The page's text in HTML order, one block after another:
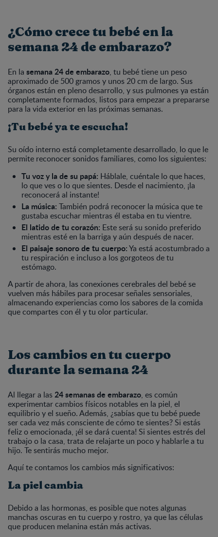
¿Cómo crece tu bebé en la
semana 24 de embarazo?
En la semana 24 de embarazo, tu bebé tiene un peso
aproximado de 500 gramos y unos 20 cm de largo. Sus
órganos están en pleno desarrollo, y sus pulmones ya están
completamente formados, listos para empezar a prepararse
para la vida exterior en las próximas semanas.
¡Tu bebé ya te escucha!
Su oído interno está completamente desarrollado, lo que le
permite reconocer sonidos familiares, como los siguientes:
Tu voz y la de su papá: Háblale, cuéntale lo que haces,
lo que ves o lo que sientes. Desde el nacimiento, ¡la
reconocerá al instante!
La música: También podrá reconocer la música que te
gustaba escuchar mientras él estaba en tu vientre.
El latido de tu corazón: Este será su sonido preferido
mientras esté en la barriga y aún después de nacer.
El paisaje sonoro de tu cuerpo:Ya está acostumbrado a
tu respiración e incluso a los gorgoteos de tu
estómago.
A partir de ahora, las conexiones cerebrales del bebé se
vuelven más hábiles para procesar señales sensoriales,
almacenando experiencias como los sabores de la comida
que compartes con él y tu olor particular.
Los cambios en tu cuerpo
durante la semana 24
Al llegar a las24 semanas de embarazo, es común
experimentar cambios físicos notables en la piel, el
equilibrio y el sueño. Además, ¿sabías que tu bebé puede
ser cada vez más consciente de cómo te sientes? Si estás
feliz o emocionada, ¡él se dará cuenta! Si sientes estrés del
trabajo o la casa, trata de relajarte un poco y hablarle a tu
hijo. Te sentirás mucho mejor.
Aquí te contamos los cambios más significativos:
La piel cambia
Debido a las hormonas, es posible que notes algunas
manchas oscuras en tu cuerpo y rostro, ya que las células
que producen melanina están más activas.